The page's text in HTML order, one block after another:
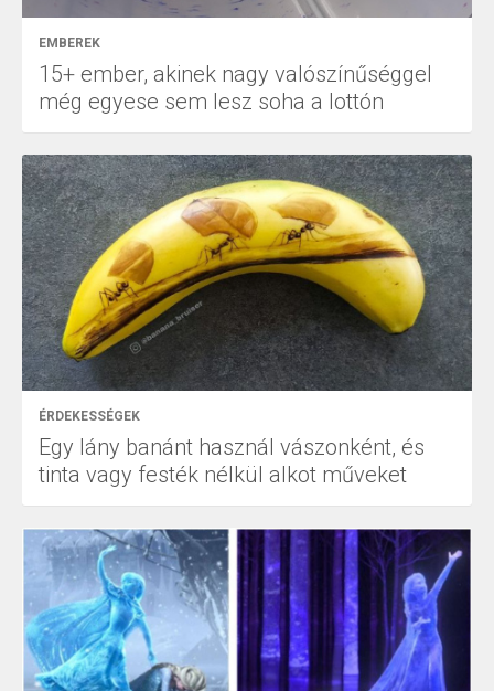
EMBEREK
15+ ember, akinek nagy valószínűséggel
még egyese sem lesz soha a lottón
ÉRDEKESSÉGEK
Egy lány banánt használ vászonként, és
tinta vagy festék nélkül alkot műveket